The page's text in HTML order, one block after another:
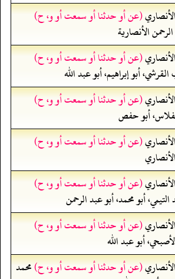
(عن أو حدثنا أو سمعت أو و، ح)
الأنصارية
(عن أو حدثنا أو سمعت أو و، ح)
أبو إبراهيم، أبو عبد الله
(عن أو حدثنا أو سمعت أو و، ح)
أبو حفص
(عن أو حدثنا أو سمعت أو و، ح)
(عن أو حدثنا أو سمعت أو و، ح)
أبو محمد، أبو عبد الرحمن
(عن أو حدثنا أو سمعت أو و، ح)
أبو عبد الله
(عن أو حدثنا أو سمعت أو و، ح)محمد